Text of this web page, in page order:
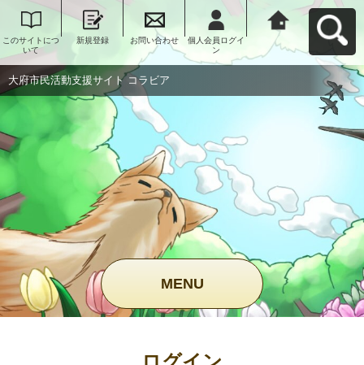
このサイトにつ
いて
新規登録 お問い合わせ
個人会員ログイ
ン
大府市民活動支
援サイト コラビ
アへ戻る
大府市民活動支援サイト コラビア
MENU